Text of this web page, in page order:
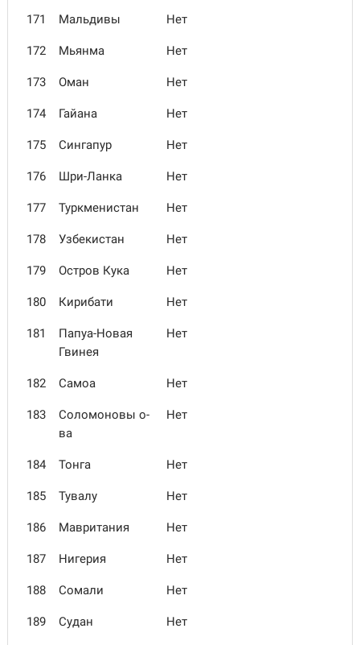
171 Мальдивы Нет
172 Мьянма Нет
173 Оман Нет
174 Гайана Нет
175 Сингапур Нет
176 Шри-Ланка Нет
177 Туркменистан Нет
178 Узбекистан Нет
179 Остров Кука Нет
180 Кирибати Нет
181
Папуа-Новая
Гвинея
Нет
182 Самоа Нет
183
Соломоновы о-
ва
Нет
184 Тонга Нет
185 Тувалу Нет
186 Мавритания Нет
187 Нигерия Нет
188 Сомали Нет
189 Судан Нет